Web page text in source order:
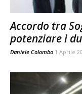
Accordo tra
potenziare i
Daniele Colombo 1 Aprile